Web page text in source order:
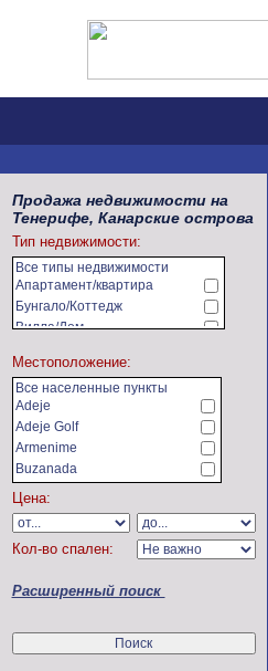
Продажа недвижимости на
Тенерифе, Канарские острова
Тип недвижимости:
Все типы недвижимости
Апартамент/квартира
Бунгало/Коттедж
Вилла/Дом
Коммерческая недвижимость
Сельхозугодья/фермы
Местоположение:
Все населенные пункты
Adeje
Adeje Golf
Armenime
Buzanada
Callao Salvaje
Chayofa
Chirche
Costa del Silencio
El Tanque
Granadilla
Guargacho
Цена:
Кол-во спален:
Расширенный поиск